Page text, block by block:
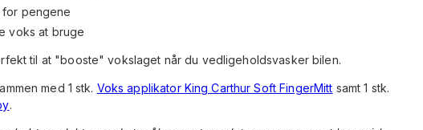
pengene
voks at bruge
til at "booste" vokslaget når du vedligeholdsvasker bilen.
med 1 stk. Voks applikator King Carthur Soft FingerMitt samt 1 stk.
.